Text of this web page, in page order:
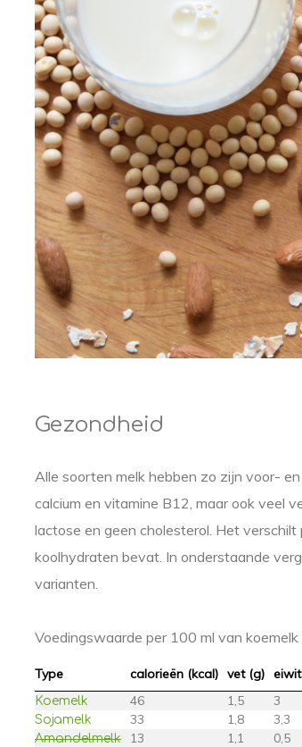
Gezondheid
Alle soorten melk hebben zo zijn voor-
calcium en vitamine B12, maar ook veel
lactose en geen cholesterol. Het
koolhydraten bevat. In onderstaande
varianten.
Voedingswaarde per 100 ml van
Type calorieën (kcal) vet (g)
Koemelk 46 1,5 3
Sojamelk 33 1,8 3,3
Amandelmelk 13 1,1 0,5